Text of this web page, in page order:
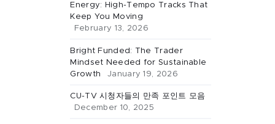
Energy: High-Tempo Tracks That
Keep You Moving
February 13, 2026
Bright Funded: The Trader
Mindset Needed for Sustainable
Growth
January 19, 2026
CU-TV 시청자들의 만족 포인트 모음
December 10, 2025